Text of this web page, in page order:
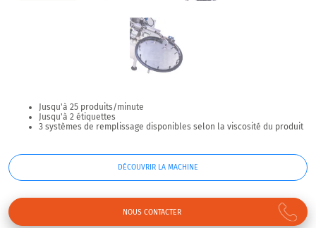
Jusqu'à 25 produits/minute
Jusqu'à 2 étiquettes
3 systèmes de remplissage disponibles selon la viscosité du produit
DÉCOUVRIR LA MACHINE
NOUS CONTACTER